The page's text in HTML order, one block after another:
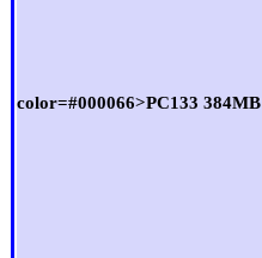
color=#000066>PC133 384MB